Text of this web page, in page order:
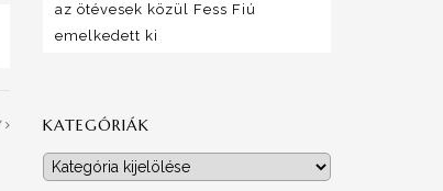
az ötévesek közül Fess Fiú
emelkedett ki
KATEGÓRIÁK
Kategóriák